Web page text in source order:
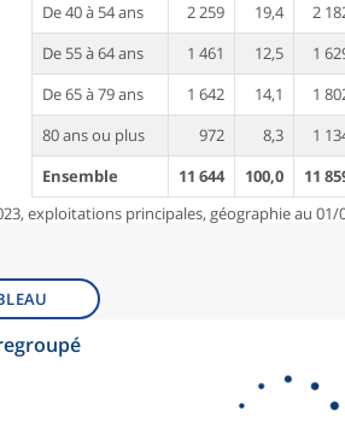
De 40 à 54 ans
2 259 19,4 2
De 55 à 64 ans
1 461 12,5 1
De 65 à 79 ans
1 642 14,1 1
80 ans ou plus
972 8,3 1
Ensemble
11 644 100,0 11
exploitations principales, géographie au 01/